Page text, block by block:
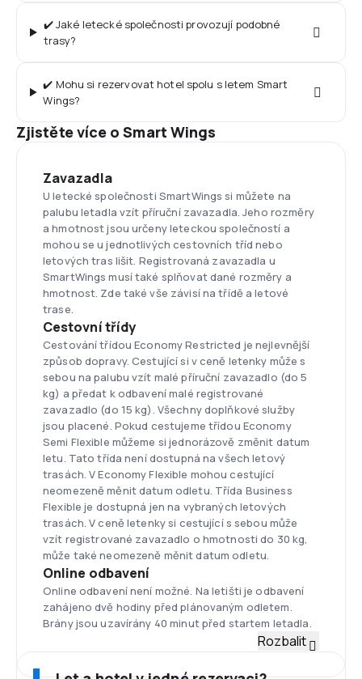
✔️ Jaké letecké společnosti provozují podobné
trasy?
✔️ Mohu si rezervovat hotel spolu s letem Smart
Wings?
Zjistěte více o Smart Wings
Zavazadla
U letecké společnosti SmartWings si můžete na
palubu letadla vzít příruční zavazadla. Jeho rozměry
a hmotnost jsou určeny leteckou společností a
mohou se u jednotlivých cestovních tříd nebo
letových tras lišit. Registrovaná zavazadla u
SmartWings musí také splňovat dané rozměry a
hmotnost. Zde také vše závisí na třídě a letové
trase.
Cestovní třídy
Cestování třídou Economy Restricted je nejlevnější
způsob dopravy. Cestující si v ceně letenky může s
sebou na palubu vzít malé příruční zavazadlo (do 5
kg) a předat k odbavení malé registrované
zavazadlo (do 15 kg). Všechny doplňkové služby
jsou placené. Pokud cestujeme třídou Economy
Semi Flexible můžeme si jednorázově změnit datum
letu. Tato třída není dostupná na všech letový
trasách. V Economy Flexible mohou cestující
neomezeně měnit datum odletu. Třída Business
Flexible je dostupná jen na vybraných letových
trasách. V ceně letenky si cestující s sebou může
vzít registrované zavazadlo o hmotnosti do 30 kg,
může také neomezeně měnit datum odletu.
Online odbavení
Online odbavení není možné. Na letišti je odbavení
zahájeno dvě hodiny před plánovaným odletem.
Brány jsou uzavírány 40 minut před startem letadla.
typy cestovních letadel. Největším z nich je Boeing
Rozbalit